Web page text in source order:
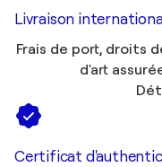
Livraison
Frais de port, droits
d'art
Certificat